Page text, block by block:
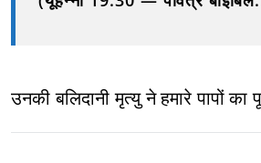
उनकी बलिदानी मृत्यु ने हमारे पापों का